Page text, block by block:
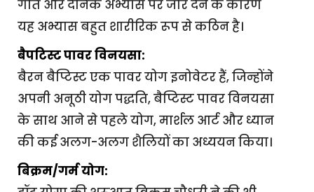
गति और दैनिक अभ्यास पर जोर देने के कारण
यह अभ्यास बहुत शारीरिक रूप से कठिन है।
बैपटिस्ट पावर विनयसा:
बैरन बैप्टिस्ट एक पावर योग इनोवेटर हैं, जिन्होंने
अपनी अनूठी योग पद्धति, बैप्टिस्ट पावर विनयसा
के साथ आने से पहले योग, मार्शल आर्ट और ध्यान
की कई अलग-अलग शैलियों का अध्ययन किया।
बिक्रम/गर्म योग: